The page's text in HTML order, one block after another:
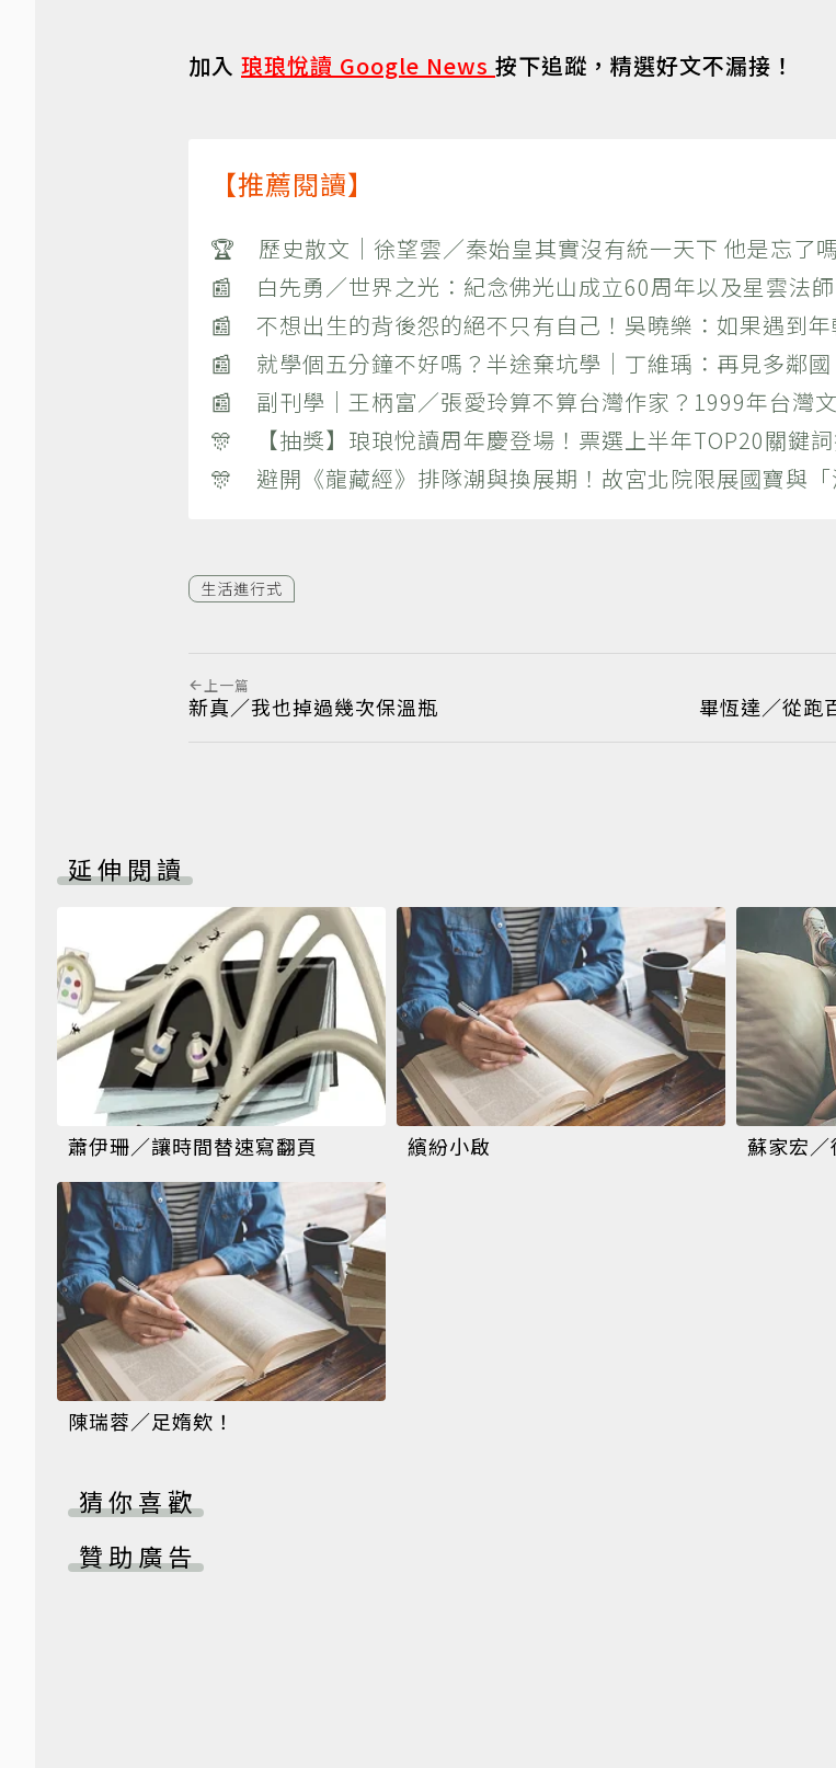
加入 琅琅悅讀 Google News 按下追蹤，精選好文不漏接！
【推薦閱讀】
🏆 歷史散文｜徐望雲／秦始皇其實沒有統一天下 他是忘了
📰 白先勇／世界之光：紀念佛光山成立60周年以及星雲法
📰 不想出生的背後怨的絕不只有自己！吳曉樂：如果遇到年
📰 就學個五分鐘不好嗎？半途棄坑學｜丁維瑀：再見多鄰國
📰 副刊學｜王柄富／張愛玲算不算台灣作家？1999年台灣
🎊 【抽獎】琅琅悅讀周年慶登場！票選上半年TOP20關鍵
🎊 避開《龍藏經》排隊潮與換展期！故宮北院限展國寶與「
生活進行式
上一篇
新真／我也掉過幾次保溫瓶 畢恆達／從跑
延伸閱讀
蕭伊珊／讓時間替速寫翻頁 繽紛小啟 蘇家宏
陳瑞蓉／足媠欸！
猜你喜歡
贊助廣告